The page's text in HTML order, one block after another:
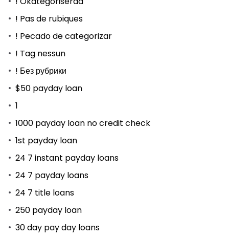
! Pas de rubiques
! Pecado de categorizar
! Tag nessun
! Без рубрики
$50 payday loan
1
1000 payday loan no credit check
1st payday loan
24 7 instant payday loans
24 7 payday loans
24 7 title loans
250 payday loan
30 day pay day loans